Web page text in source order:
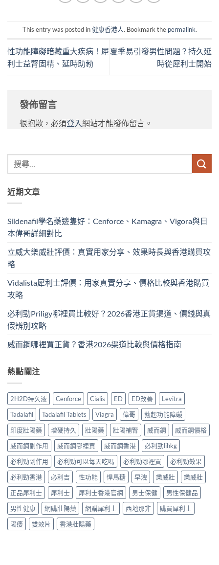
This entry was posted in健康香港人. Bookmark the permalink.
性功能障礙暗藏重大疾病！犀
利士益腎固精、延時助勃
夏季易引發男性問題？持久延
時從犀利士開始
發佈留言
很抱歉，必須登入網站才能發佈留言。
近期文章
Sildenafil學名藥邊隻好：Cenforce、Kamagra、Vigora與日
本偉哥詳細對比
立威大樂威壯評價：真實用家分享、效果時長與香港購買攻
略
Vidalista犀利士評價：用家真實分享、價格比較與香港購買
攻略
必利勁Priligy哪裡買比較好？2026香港正貨渠道、價錢與真
假辨別攻略
威而鋼哪裡買正貨？香港2026渠道比較與價格指南
熱點關注
2H2D持久液 Cenforce Cialis ED ED改善
Levitra
Tadalafil
Tadalafil Tablets Viagra 偉哥
勃起功能障礙
印度壯陽藥
增硬持久 壯陽藥 壯陽補腎 威而鋼
威而鋼價格
威而鋼副作用
威而鋼哪裡買 威而鋼香港
必利勁lihkg
必利勁副作用
必利勁可以每天吃嗎 必利勁哪裡買
必利勁效果
必利勁香港
必利吉 性功能 悍馬糖 早洩 樂威壯
樂威壯
正品犀利士
犀利士 犀利士香港官網 男士保健
男性保健品
男性健康
網購壯陽藥 網購犀利士 西地那非
購買犀利士
陽痿
雙效片 香港壯陽藥